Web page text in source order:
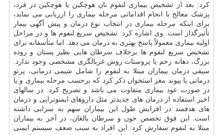
کرد: بعد از تشخیص بیماری لنفوم نان هوچکین یا هوچکین در فرد،
پزشک معالج با انجام اقداماتی مرحله بیماری را ارزیابی می نماید،
برای اینکه مرحله بیماری در انتخاب نوع درمان و پیش آگهی بیمار
تأثیرگذار است. وی اشاره کرد: تشخیص سریع لنفوم ها و در مراحل
اولیه بیماری معمولاً پاسخ بهتری به درمان می دهد. اما متأسفانه برای
تشخیص سریع لنفوم ها برخلاف سرطان هایی نظیر پستان و روده
بزرگ، دهانه رحم یا پروستات روش غربالگری مشخصی وجود ندارد.
سیفی درمان بیماران مبتلا به لنفوم را شامل شیمی درمانی، پرتو
درمانی یا پیوند مغز استخوان ذکر کرد که برحسب مرحله بیماری و یا
در صورت عود بیماری متفاوت می باشد و تصریح کرد: در سالهای
اخیر استفاده از درمان های جدیدتر مثل داروهای ایمنوتراپی و درمان
های هدفمند در افزایش طول این بیماران سهم به سزایی داشته
است. این فوق تخصص خون و سرطان بالغان، در آخر به بیماران
مبتلا به لنفوم سفارش کرد: این افراد به سبب ضعف سیستم ایمنی